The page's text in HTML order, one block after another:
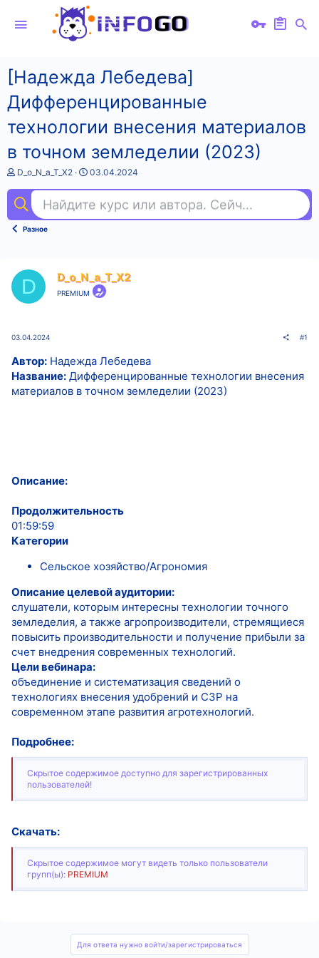
[Надежда Лебедева]
Дифференцированные
технологии внесения материалов
в точном земледелии (2023)
А
т
о
т
D_o_N_a_T_X2
Д
а
н
03.04.2024
Найдите курс или автора. Сейчас ищут
Разное
D D_o_N_a_T_X2
PREMIUM
03.04.2024 #1
Автор: Надежда Лебедева
Название: Дифференцированные технологии внесения
материалов в точном земледелии (2023)
Описание:
Продолжительность
01:59:59
Категории
Сельское хозяйство/Агрономия
Описание целевой аудитории:
слушатели, которым интересны технологии точного
земледелия, а также агропроизводители, стремящиеся
повысить производительности и получение прибыли за
счет внедрения современных технологий.
Цели вебинара:
объединение и систематизация сведений о
технологиях внесения удобрений и СЗР на
современном этапе развития агротехнологий.
Подробнее:
Скрытое содержимое доступно для зарегистрированных
пользователей!
Скачать:
Скрытое содержимое могут видеть только пользователи
групп(ы): PREMIUM
Для ответа нужно войти/зарегистрироваться